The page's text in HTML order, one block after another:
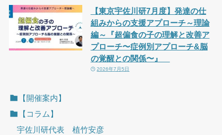
【東京宇佐川研7月度】発達の仕
組みからの支援アプローチ～理論
編～『超偏食の子の理解と改善ア
プローチ〜症例別アプローチ&脳
の覚醒との関係〜』
2026年7月5日
【開催案内】
【コラム】
宇佐川研代表 植竹安彦